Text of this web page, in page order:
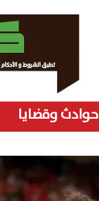
حوادث وقضايا